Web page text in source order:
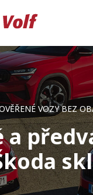
VOZY BEZ
a